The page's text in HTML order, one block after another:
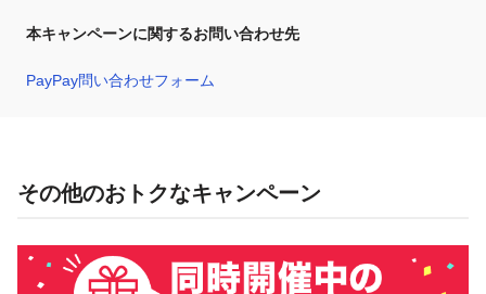
本キャンペーンに関するお問い合わせ先
PayPay問い合わせフォーム
その他のおトクなキャンペーン